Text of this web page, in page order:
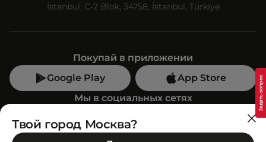
İstanbul, C-2 Blok, 34758, İstanbul, Türkiye
Покупай в приложении
Google Play
App Store
Мы в социальных сетях
Позвони нам
Твой город Москва?